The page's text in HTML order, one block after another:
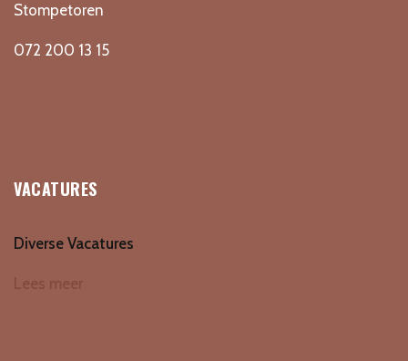
Stompetoren
072 200 13 15
VACATURES
Diverse Vacatures
Lees meer